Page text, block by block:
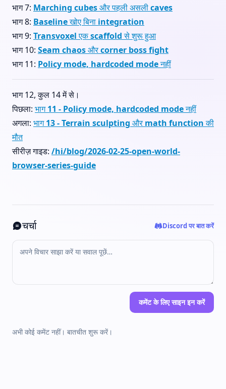
भाग 7: Marching cubes और पहली असली caves
भाग 8: Baseline खोए बिना integration
भाग 9: Transvoxel एक scaffold से शुरू हुआ
भाग 10: Seam chaos और corner boss fight
भाग 11: Policy mode, hardcoded mode नहीं
भाग 12, कुल 14 में से।
पिछला: भाग 11 - Policy mode, hardcoded mode नहीं
अगला: भाग 13 - Terrain sculpting और math function की
मौत
सीरीज़ गाइड: /hi/blog/2026-02-25-open-world-
browser-series-guide
चर्चा Discord पर बात करें
कमेंट के लिए साइन इन करें
अभी कोई कमेंट नहीं। बातचीत शुरू करें।